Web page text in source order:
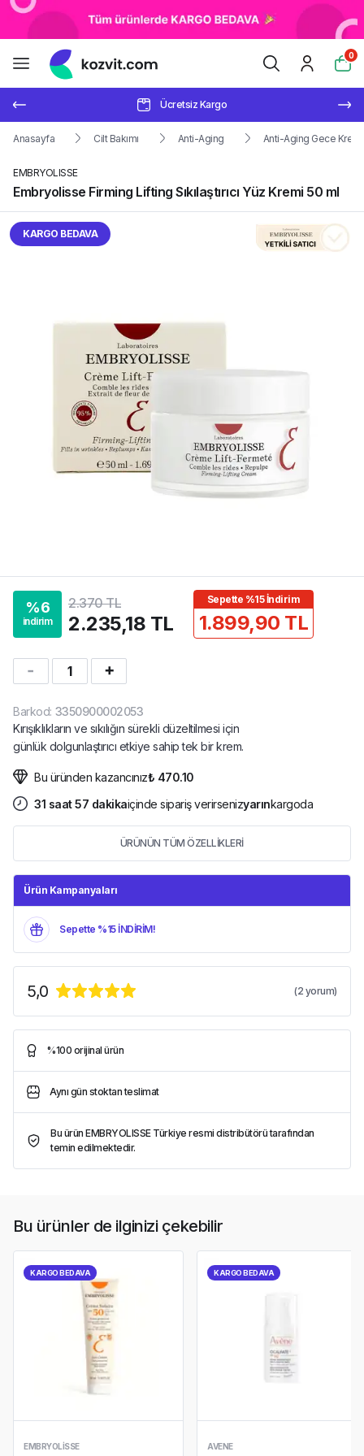
0
Ücretsiz Kargo
Anasayfa Cilt Bakımı Anti-Aging Anti-Aging Gece
EMBRYOLISSE
Embryolisse Firming Lifting Sıkılaştırıcı Yüz Kremi 50 ml
KARGO BEDAVA
%6
indirim
2.370 TL
2.235,18 TL
Sepette %15 İndirim
1.899,90 TL
1
Barkod: 3350900002053
Kırışıklıkların ve sıkılığın sürekli düzeltilmesi için
günlük dolgunlaştırıcı etkiye sahip tek bir krem.
Bu üründen kazancınız₺ 470.10
31 saat 57 dakikaiçinde sipariş verirsenizyarınkargoda
ÜRÜNÜN TÜM ÖZELLİKLERİ
Ürün Kampanyaları
Sepette %15 İNDİRİM!
5,0 (2 yorum)
%100 orijinal ürün
Aynı gün stoktan teslimat
Bu ürün EMBRYOLISSE Türkiye resmi distribütörü tarafından
temin edilmektedir.
Bu ürünler de ilginizi çekebilir
KARGO BEDAVA
EMBRYOLISSE
KARGO BEDAVA
AVENE